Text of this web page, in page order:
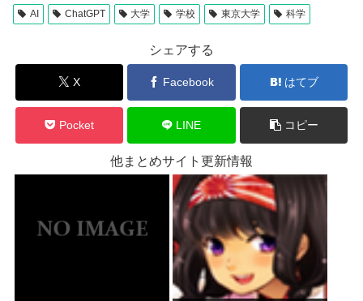
AI ChatGPT 大学 学校 東京大学 科学
シェアする
X Facebook はてブ
Pocket LINE コピー
他まとめサイト更新情報